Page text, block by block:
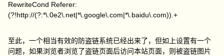
RewriteCond Referer:
(?!http://(?:*\.0e2\.net|*\.google\.com|*\.baidu\.com)).+
至此，一个相当有效的防盗链系统已经出来了，但如上设置有一个
问题，如果浏览者浏览了盗链页面后访问本站页面，则被盗链图片